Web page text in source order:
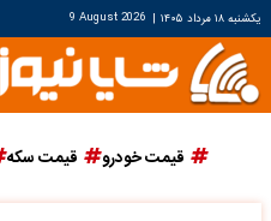
یکشنبه ۱۸ مرداد ۱۴۰۵ |
9 August 2026
قیمت خودرو قیمت سکه